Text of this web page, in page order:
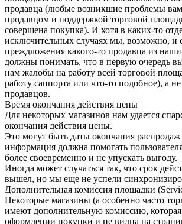
продавца (любые возникшие проблемы
продавцом и поддержкой торговой
совершена покупка). И хотя в каких-то
исключительных случаях мы, возможно, и
преждложения какого-то продавца из
должны понимать, что в первую очередь
нам жалобы на работу всей торговой
работу саппорта или что-то подобное), а
продавцов.
Время окончания действия цены
Для некоторых магазинов нам удается
окончания действия цены.
Это могут быть даты окончания
информация должна помогать
более своевременно и не упускать выгоду.
Иногда может случаться так, что срок
вышел, но мы еще не успели
Дополнительная комиссия площадки
Некоторые магазины (а особенно часто
имеют дополнительную комиссию, которая
оформлении покупки и не видна на